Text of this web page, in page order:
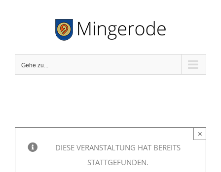
Gehe zu...
DIESE VERANSTALTUNG HAT BEREITS
STATTGEFUNDEN.
×